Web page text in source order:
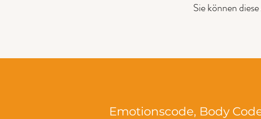
Sie können
Emotionscode, Body